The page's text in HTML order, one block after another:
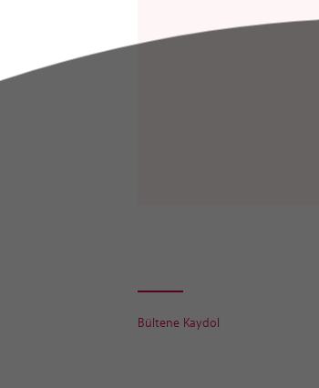
Bültene Kaydol